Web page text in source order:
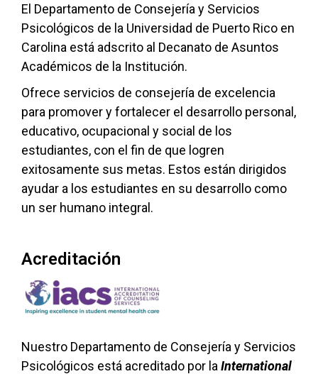
El Departamento de Consejería y Servicios
Psicológicos de la Universidad de Puerto Rico en
Carolina está adscrito al Decanato de Asuntos
Académicos de la Institución.
Ofrece servicios de consejería de excelencia
para promover y fortalecer el desarrollo personal,
educativo, ocupacional y social de los
estudiantes, con el fin de que logren
exitosamente sus metas. Estos están dirigidos
ayudar a los estudiantes en su desarrollo como
un ser humano integral.
Acreditación
Nuestro Departamento de Consejería y Servicios
Psicológicos está acreditado por la International